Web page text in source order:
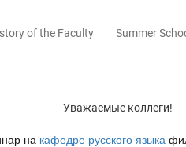
of the Faculty Summer
Уважаемые коллеги!
на кафедре русского языка